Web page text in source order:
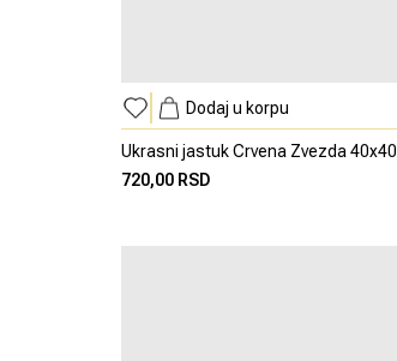
Dodaj u korpu
Ukrasni jastuk Crvena Zvezda 40x40
720,00 RSD